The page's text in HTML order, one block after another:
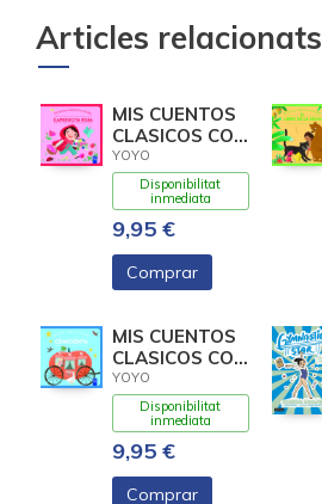
Articles relacionats
MIS CUENTOS
CLASICOS CON
TEXTURAS.
CAPERUCITA
ROJA
YOYO
Disponibilitat
inmediata
9,95 €
Comprar
MIS CUENTOS
CLASICOS CON
TEXTURAS.
CENICIENTA
YOYO
Disponibilitat
inmediata
9,95 €
Comprar